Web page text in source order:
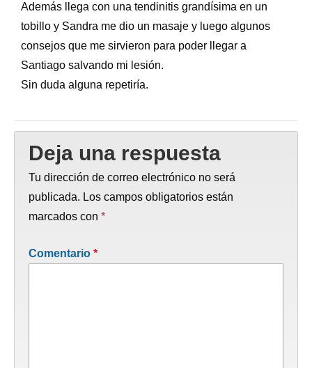
Además llega con una tendinitis grandísima en un
tobillo y Sandra me dio un masaje y luego algunos
consejos que me sirvieron para poder llegar a
Santiago salvando mi lesión.
Sin duda alguna repetiría.
Deja una respuesta
Tu dirección de correo electrónico no será
publicada. Los campos obligatorios están
marcados con *
Comentario *